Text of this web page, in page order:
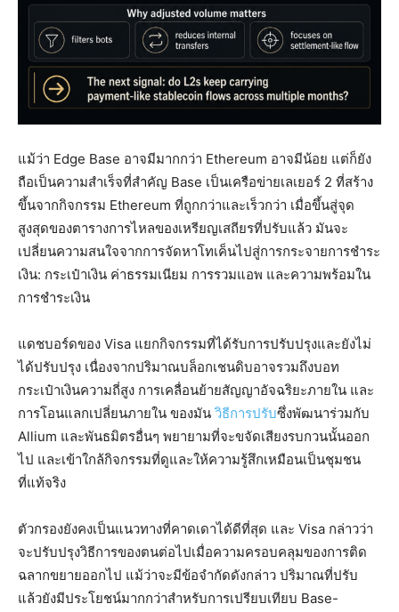
แม้ว่า Edge Base อาจมีมากกว่า Ethereum อาจมีน้อย แต่ก็ยัง
ถือเป็นความสำเร็จที่สำคัญ Base เป็นเครือข่ายเลเยอร์ 2 ที่สร้าง
ขึ้นจากกิจกรรม Ethereum ที่ถูกกว่าและเร็วกว่า เมื่อขึ้นสู่จุด
สูงสุดของตารางการไหลของเหรียญเสถียรที่ปรับแล้ว มันจะ
เปลี่ยนความสนใจจากการจัดหาโทเค็นไปสู่การกระจายการชำระ
เงิน: กระเป๋าเงิน ค่าธรรมเนียม การรวมแอพ และความพร้อมใน
การชำระเงิน
แดชบอร์ดของ Visa แยกกิจกรรมที่ได้รับการปรับปรุงและยังไม่
ได้ปรับปรุง เนื่องจากปริมาณบล็อกเชนดิบอาจรวมถึงบอท
กระเป๋าเงินความถี่สูง การเคลื่อนย้ายสัญญาอัจฉริยะภายใน และ
การโอนแลกเปลี่ยนภายใน ของมัน วิธีการปรับซึ่งพัฒนาร่วมกับ
Allium และพันธมิตรอื่นๆ พยายามที่จะขจัดเสียงรบกวนนั้นออก
ไป และเข้าใกล้กิจกรรมที่ดูและให้ความรู้สึกเหมือนเป็นชุมชน
ที่แท้จริง
ตัวกรองยังคงเป็นแนวทางที่คาดเดาได้ดีที่สุด และ Visa กล่าวว่า
จะปรับปรุงวิธีการของตนต่อไปเมื่อความครอบคลุมของการติด
ฉลากขยายออกไป แม้ว่าจะมีข้อจำกัดดังกล่าว ปริมาณที่ปรับ
แล้วยังมีประโยชน์มากกว่าสำหรับการเปรียบเทียบ Base-